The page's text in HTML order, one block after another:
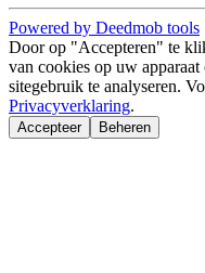
Powered by Deedmob tools
Door op "Accepteren" te
van cookies op uw
sitegebruik te analyseren.
Privacyverklaring.
Accepteer Beheren